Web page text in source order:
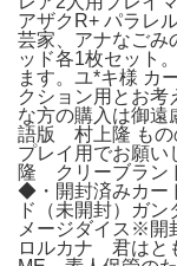
アザクR+ パラレ
芸家、アナなごみ
ッド各1枚セット
ます。ユ*キ様 カ
クション用とお考
な方の購入は御
語版 村上隆 もの
プレイ用でお願
隆 クリーブラ
◆・開封済みカ
ド（未開封）ガ
メージダイス※開
ロルカナ 君はと